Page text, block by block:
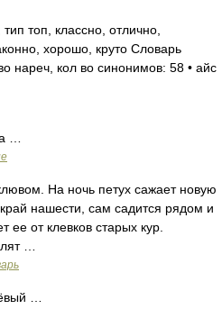
топ, классно, отлично,
хорошо, круто Словарь
нареч, кол во синонимов: 58 • айс
…
На ночь петух сажает новую
нашести, сам садится рядом и
ее от клевков старых кур.
…
…